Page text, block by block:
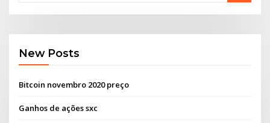
New Posts
Bitcoin novembro 2020 preço
Ganhos de ações sxc